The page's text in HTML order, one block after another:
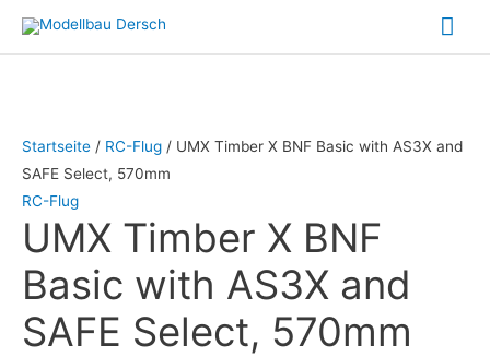
Inhalt
Startseite / RC-Flug / UMX Timber X BNF Basic with AS3X and
SAFE Select, 570mm
RC-Flug
UMX Timber X BNF
Basic with AS3X and
SAFE Select, 570mm